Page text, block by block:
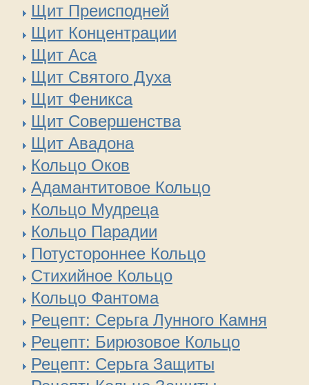
Щит Преисподней
Щит Концентрации
Щит Аса
Щит Святого Духа
Щит Феникса
Щит Совершенства
Щит Авадона
Кольцо Оков
Адамантитовое Кольцо
Кольцо Мудреца
Кольцо Парадии
Потустороннее Кольцо
Стихийное Кольцо
Кольцо Фантома
Рецепт: Серьга Лунного Камня
Рецепт: Бирюзовое Кольцо
Рецепт: Серьга Защиты